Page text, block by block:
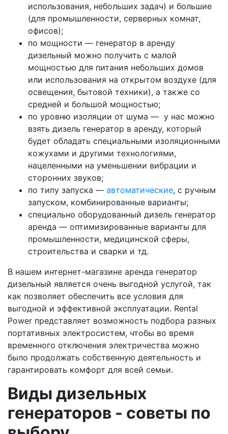
использования, небольших задач) и большие
(для промышленности, серверных комнат,
офисов);
по мощности — генератор в аренду
дизельный можно получить с малой
мощностью для питания небольших домов
или использования на открытом воздухе (для
освещения, бытовой техники), а также со
средней и большой мощностью;
по уровню изоляции от шума — у нас можно
взять дизель генератор в аренду, который
будет обладать специальными изоляционными
кожухами и другими технологиями,
нацеленными на уменьшении вибрации и
сторонних звуков;
по типу запуска — автоматические, с ручным
запуском, комбинированные варианты;
специально оборудованный дизель генератор
аренда — оптимизированные варианты для
промышленности, медицинской сферы,
строительства и сварки и тд.
В нашем интернет-магазине аренда генератор
дизельный является очень выгодной услугой, так
как позволяет обеспечить все условия для
выгодной и эффективной эксплуатации. Rental
Power представляет возможность подбора разных
портативных электросистем, чтобы во время
временного отключения электричества можно
было продолжать собственную деятельность и
гарантировать комфорт для всей семьи.
Виды дизельных
генераторов - советы по